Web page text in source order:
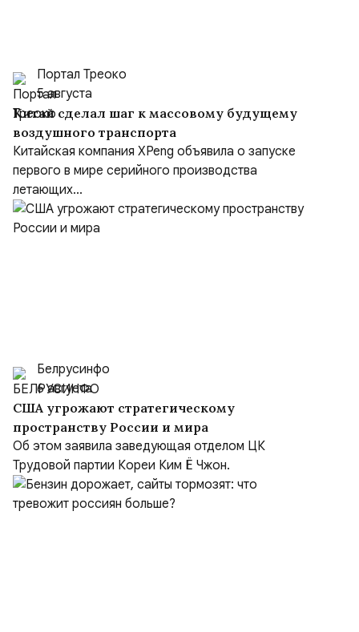
Портал Треоко
5 августа
Китай сделал шаг к массовому будущему
воздушного транспорта
Китайская компания XPeng объявила о запуске
первого в мире серийного производства
летающих...
Белрусинфо
6 августа
США угрожают стратегическому
пространству России и мира
Об этом заявила заведующая отделом ЦК
Трудовой партии Кореи Ким Ё Чжон.